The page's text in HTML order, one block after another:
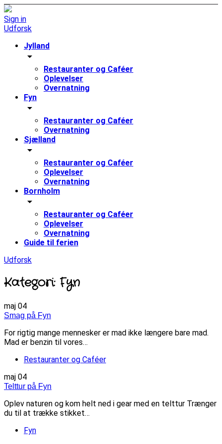
Sign in
Udforsk
Jylland
arrow_drop_down
Restauranter og Caféer
Oplevelser
Overnatning
Fyn
arrow_drop_down
Restauranter og Caféer
Overnatning
Sjælland
arrow_drop_down
Restauranter og Caféer
Oplevelser
Overnatning
Bornholm
arrow_drop_down
Restauranter og Caféer
Oplevelser
Overnatning
Guide til ferien
Udforsk
Kategori: Fyn
maj 04
Smag på Fyn
For rigtig mange mennesker er mad ikke længere bare mad.
Mad er benzin til vores…
Restauranter og Caféer
maj 04
Telttur på Fyn
Oplev naturen og kom helt ned i gear med en telttur Trænger
du til at trække stikket…
Fyn